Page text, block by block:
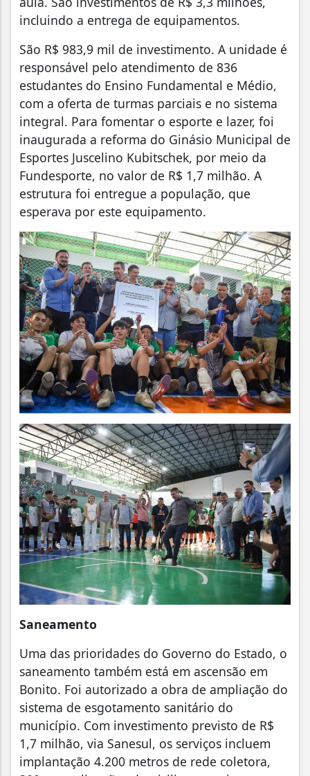
incluindo a entrega de equipamentos.
São R$ 983,9 mil de investimento. A unidade é
responsável pelo atendimento de 836
estudantes do Ensino Fundamental e Médio,
com a oferta de turmas parciais e no sistema
integral. Para fomentar o esporte e lazer, foi
inaugurada a reforma do Ginásio Municipal de
Esportes Juscelino Kubitschek, por meio da
Fundesporte, no valor de R$ 1,7 milhão. A
estrutura foi entregue a população, que
esperava por este equipamento.
Saneamento
Uma das prioridades do Governo do Estado, o
saneamento também está em ascensão em
Bonito. Foi autorizado a obra de ampliação do
sistema de esgotamento sanitário do
município. Com investimento previsto de R$
1,7 milhão, via Sanesul, os serviços incluem
implantação 4.200 metros de rede coletora,